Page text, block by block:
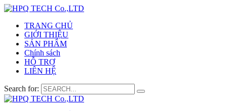
TRANG CHỦ
GIỚI THIỆU
SẢN PHẨM
Chính sách
HỖ TRỢ
LIÊN HỆ
Search for: